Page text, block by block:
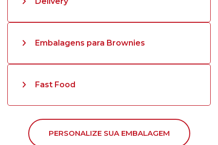
Embalagens para Brownies
Fast Food
PERSONALIZE SUA EMBALAGEM